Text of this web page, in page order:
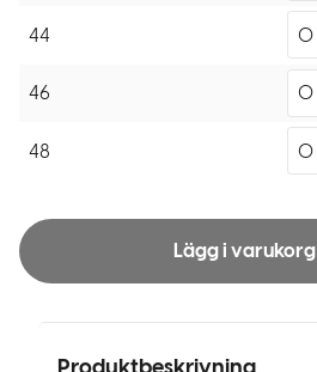
44
46
48
Lägg i varukorg